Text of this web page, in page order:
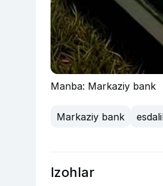
Manba: Markaziy bank
Markaziy bank
Izohlar